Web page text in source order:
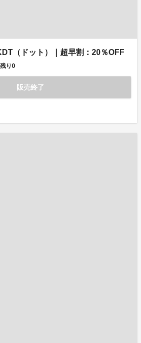
（ドット）｜超早割：20％OFF
残り0
販売終了